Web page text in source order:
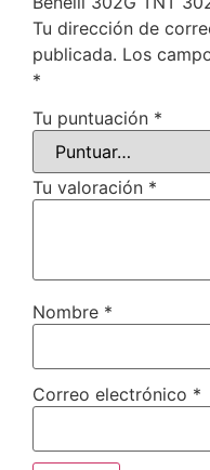
Tu dirección de
publicada. Los
*
Tu puntuación *
Tu valoración *
Nombre *
Correo electrónico *